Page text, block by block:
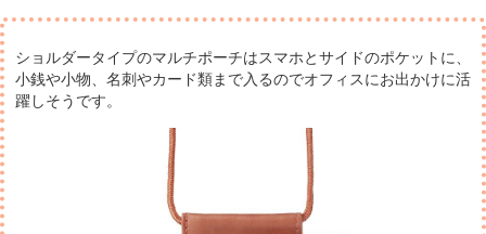
ショルダータイプのマルチポーチはスマホとサイドのポケットに、
小銭や小物、名刺やカード類まで入るのでオフィスにお出かけに活
躍しそうです。